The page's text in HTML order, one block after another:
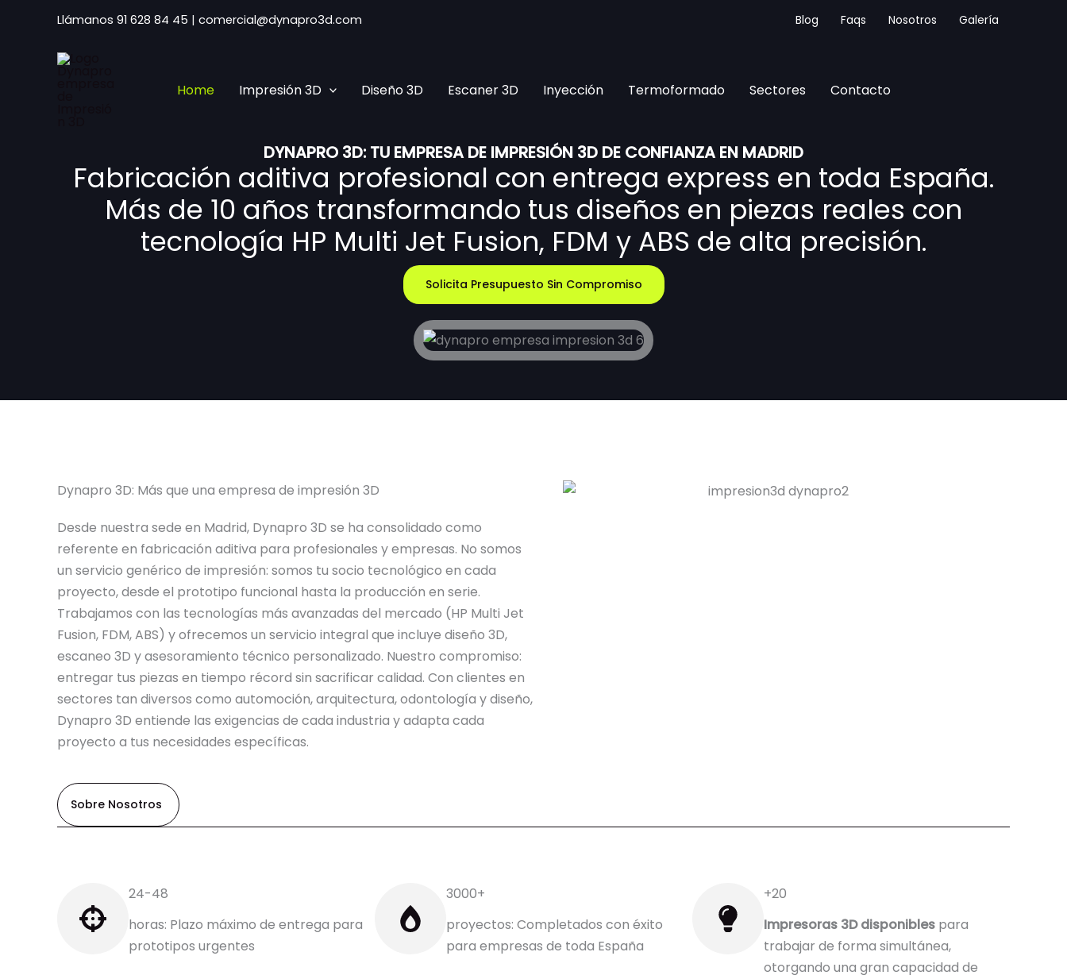
contenido
Llámanos 91 628 84 45 | comercial@dynapro3d.com Blog Faqs Nosotros Galería
Home Impresión 3D Diseño 3D Escaner 3D Inyección Termoformado Sectores Contacto
DYNAPRO 3D: TU EMPRESA DE IMPRESIÓN 3D DE CONFIANZA EN MADRID
Fabricación aditiva profesional con entrega express en toda España.
Más de 10 años transformando tus diseños en piezas reales con
tecnología HP Multi Jet Fusion, FDM y ABS de alta precisión.
Solicita Presupuesto Sin Compromiso
Dynapro 3D: Más que una empresa de impresión 3D
Desde nuestra sede en Madrid, Dynapro 3D se ha consolidado como
referente en fabricación aditiva para profesionales y empresas. No somos
un servicio genérico de impresión: somos tu socio tecnológico en cada
proyecto, desde el prototipo funcional hasta la producción en serie.
Trabajamos con las tecnologías más avanzadas del mercado (HP Multi Jet
Fusion, FDM, ABS) y ofrecemos un servicio integral que incluye diseño 3D,
escaneo 3D y asesoramiento técnico personalizado. Nuestro compromiso:
entregar tus piezas en tiempo récord sin sacrificar calidad. Con clientes en
sectores tan diversos como automoción, arquitectura, odontología y diseño,
Dynapro 3D entiende las exigencias de cada industria y adapta cada
proyecto a tus necesidades específicas.
Sobre Nosotros
24-48
horas: Plazo máximo de entrega para
prototipos urgentes
3000+
proyectos: Completados con éxito
para empresas de toda España
+20
Impresoras 3D disponibles para
trabajar de forma simultánea,
otorgando una gran capacidad de